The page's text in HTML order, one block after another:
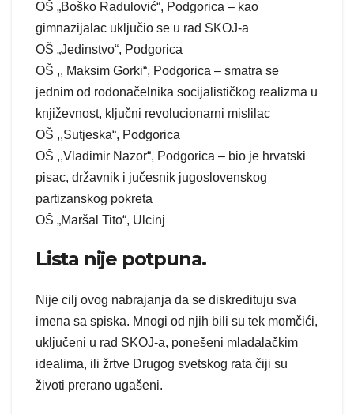
OŠ „Boško Radulović“, Podgorica – kao
gimnazijalac uključio se u rad SKOJ-a
OŠ „Jedinstvo“, Podgorica
OŠ ,, Maksim Gorki“, Podgorica – smatra se
jednim od rodonačelnika socijalističkog realizma u
književnost, ključni revolucionarni mislilac
OŠ ,,Sutjeska“, Podgorica
OŠ ,,Vladimir Nazor“, Podgorica – bio je hrvatski
pisac, državnik i jučesnik jugoslovenskog
partizanskog pokreta
OŠ „Maršal Tito“, Ulcinj
Lista nije potpuna.
Nije cilj ovog nabrajanja da se diskredituju sva
imena sa spiska. Mnogi od njih bili su tek momčići,
uključeni u rad SKOJ-a, ponešeni mladalačkim
idealima, ili žrtve Drugog svetskog rata čiji su
životi prerano ugašeni.